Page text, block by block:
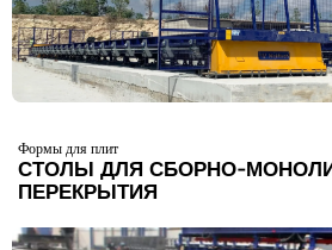
Формы для плит
СТОЛЫ ДЛЯ СБОРНО-
ПЕРЕКРЫТИЯ